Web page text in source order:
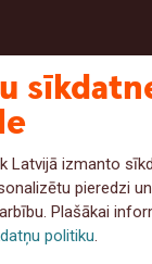
no
Latvijā izmanto
pieredzi
Plašākai
politiku.